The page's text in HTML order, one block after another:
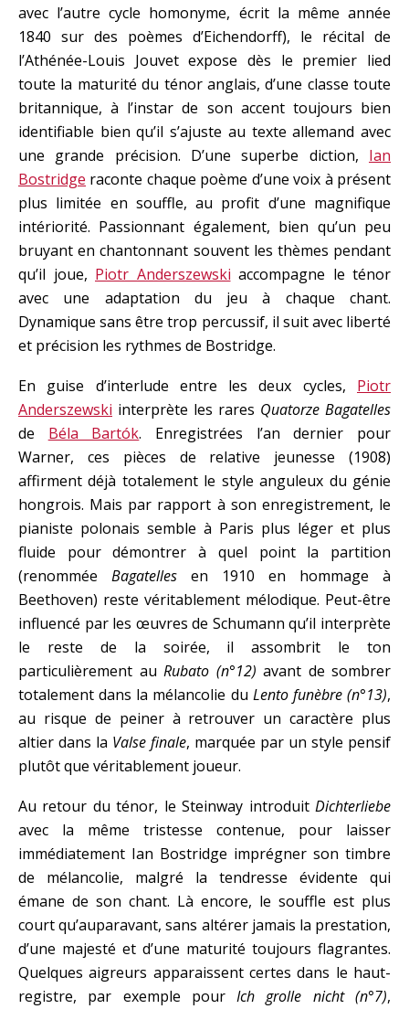
avec l’autre cycle homonyme, écrit la même année
1840 sur des poèmes d’Eichendorff), le récital de
l’Athénée-Louis Jouvet expose dès le premier lied
toute la maturité du ténor anglais, d’une classe toute
britannique, à l’instar de son accent toujours bien
identifiable bien qu’il s’ajuste au texte allemand avec
une grande précision. D’une superbe diction, Ian
Bostridge raconte chaque poème d’une voix à présent
plus limitée en souffle, au profit d’une magnifique
intériorité. Passionnant également, bien qu’un peu
bruyant en chantonnant souvent les thèmes pendant
qu’il joue, Piotr Anderszewski accompagne le ténor
avec une adaptation du jeu à chaque chant.
Dynamique sans être trop percussif, il suit avec liberté
et précision les rythmes de Bostridge.
En guise d’interlude entre les deux cycles, Piotr
Anderszewski interprète les rares Quatorze Bagatelles
de Béla Bartók. Enregistrées l’an dernier pour
Warner, ces pièces de relative jeunesse (1908)
affirment déjà totalement le style anguleux du génie
hongrois. Mais par rapport à son enregistrement, le
pianiste polonais semble à Paris plus léger et plus
fluide pour démontrer à quel point la partition
(renommée Bagatelles en 1910 en hommage à
Beethoven) reste véritablement mélodique. Peut-être
influencé par les œuvres de Schumann qu’il interprète
le reste de la soirée, il assombrit le ton
particulièrement au Rubato (n°12) avant de sombrer
totalement dans la mélancolie du Lento funèbre (n°13),
au risque de peiner à retrouver un caractère plus
altier dans la Valse finale, marquée par un style pensif
plutôt que véritablement joueur.
Au retour du ténor, le Steinway introduit Dichterliebe
avec la même tristesse contenue, pour laisser
immédiatement Ian Bostridge imprégner son timbre
de mélancolie, malgré la tendresse évidente qui
émane de son chant. Là encore, le souffle est plus
court qu’auparavant, sans altérer jamais la prestation,
d’une majesté et d’une maturité toujours flagrantes.
Quelques aigreurs apparaissent certes dans le haut-
registre, par exemple pourIch grolle nicht (n°7),